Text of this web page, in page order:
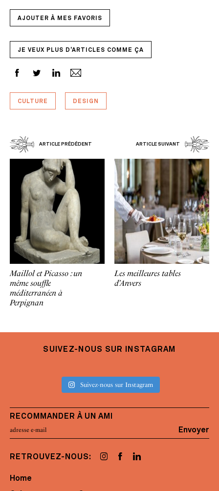
AJOUTER À MES FAVORIS
JE VEUX PLUS D'ARTICLES COMME ÇA
CULTURE DESIGN
ARTICLE PRÉDÉDENT ARTICLE SUIVANT
Maillol et Picasso : un
même souffle
méditerranéen à
Perpignan
Les meilleures tables
d’Anvers
SUIVEZ-NOUS SUR INSTAGRAM
Suivez-nous sur Instagram
RECOMMANDER À UN AMI
Envoyer
RETROUVEZ-NOUS:
Home